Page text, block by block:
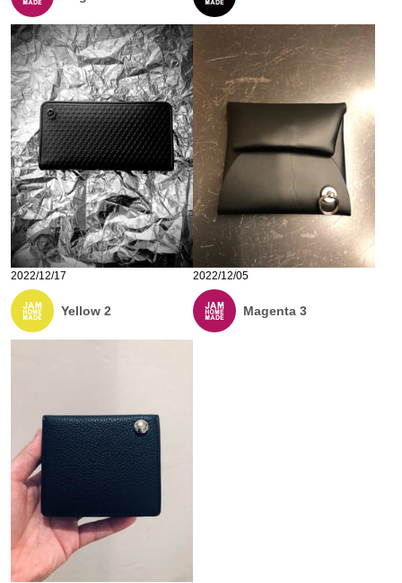
2022/12/17
Yellow 2
2022/12/05
Magenta 3